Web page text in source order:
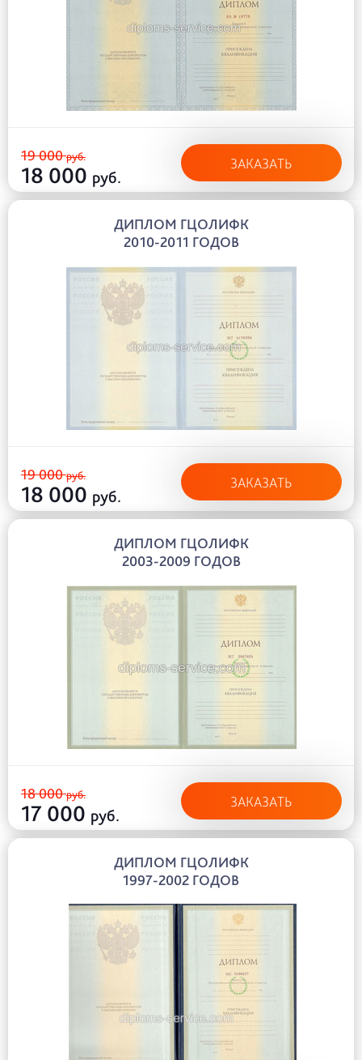
19 000руб.
18 000 руб.
ЗАКАЗАТЬ
ДИПЛОМ ГЦОЛИФК
2010-2011 ГОДОВ
19 000руб.
18 000 руб.
ЗАКАЗАТЬ
ДИПЛОМ ГЦОЛИФК
2003-2009 ГОДОВ
18 000руб.
17 000 руб.
ЗАКАЗАТЬ
ДИПЛОМ ГЦОЛИФК
1997-2002 ГОДОВ